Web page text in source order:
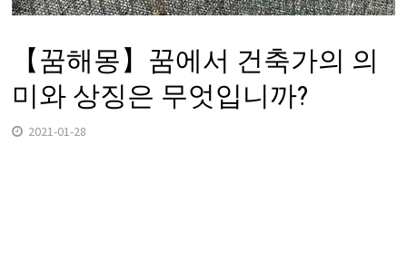
【꿈해몽】꿈에서 건축가의 의
미와 상징은 무엇입니까?
2021-01-28